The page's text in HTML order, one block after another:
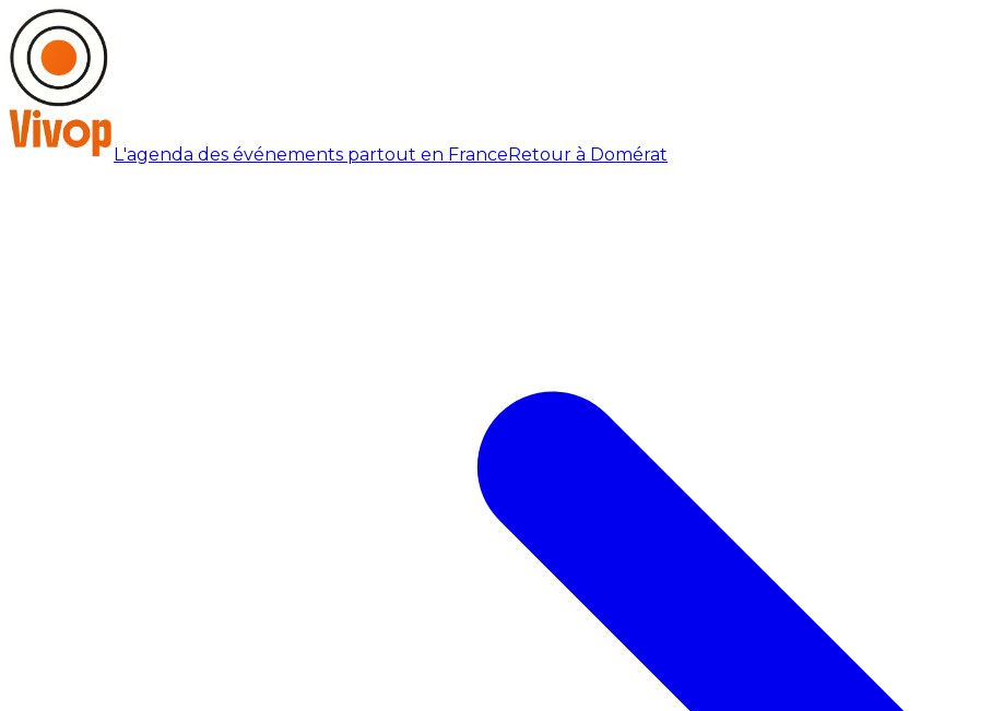
L'agenda des événements partout en FranceRetour à Domérat